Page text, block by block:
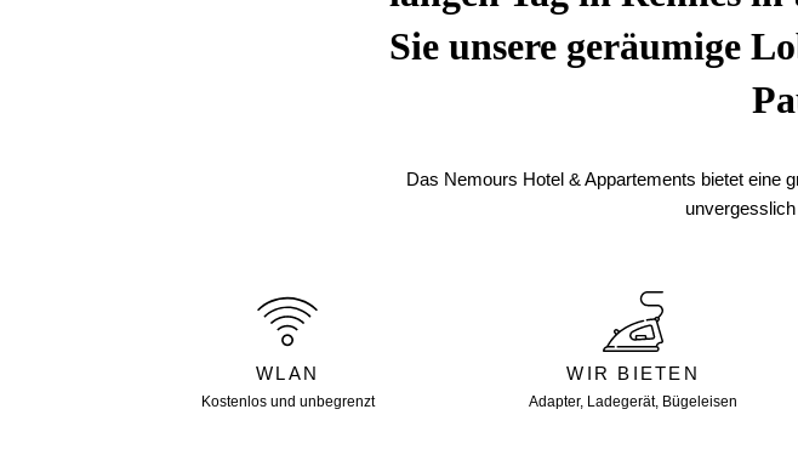
Sie unsere geräumige
Das Nemours Hotel & Appartements bietet eine
WLAN
Kostenlos und unbegrenzt
WIR BIETEN
Adapter, Ladegerät, Bügeleisen